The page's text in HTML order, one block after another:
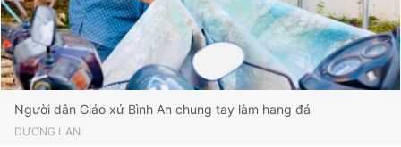
Người dân Giáo xứ Bình An chung tay làm hang đá
DƯƠNG LAN